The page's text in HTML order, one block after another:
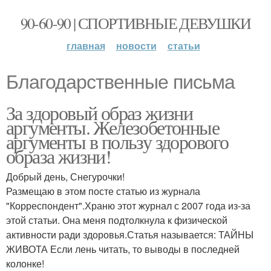
90-60-90 | СПОРТИВНЫЕ ДЕВУШКИ
главная новости статьи
Благодарственные письма
За здоровый образ жизни
аргументы. Железобетонные
аргументы в пользу здорового
образа жизни!
Добрый день, Снегурочки!
Размещаю в этом посте статью из журнала
"Корреспондент".Храню этот журнал с 2007 года из-за
этой статьи. Она меня подтолкнула к физической
активности ради здоровья.Статья называется: ТАЙНЫ
ЖИВОТА Если лень читать, то выводы в последней
колонке!